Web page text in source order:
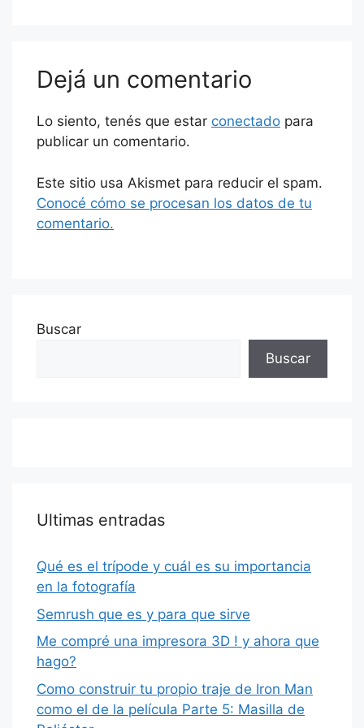
Dejá un comentario
Lo siento, tenés que estar conectado para
publicar un comentario.
Este sitio usa Akismet para reducir el spam.
Conocé cómo se procesan los datos de tu
comentario.
Buscar
Buscar
Ultimas entradas
Qué es el trípode y cuál es su importancia
en la fotografía
Semrush que es y para que sirve
Me compré una impresora 3D ! y ahora que
hago?
Como construir tu propio traje de Iron Man
como el de la película Parte 5: Masilla de